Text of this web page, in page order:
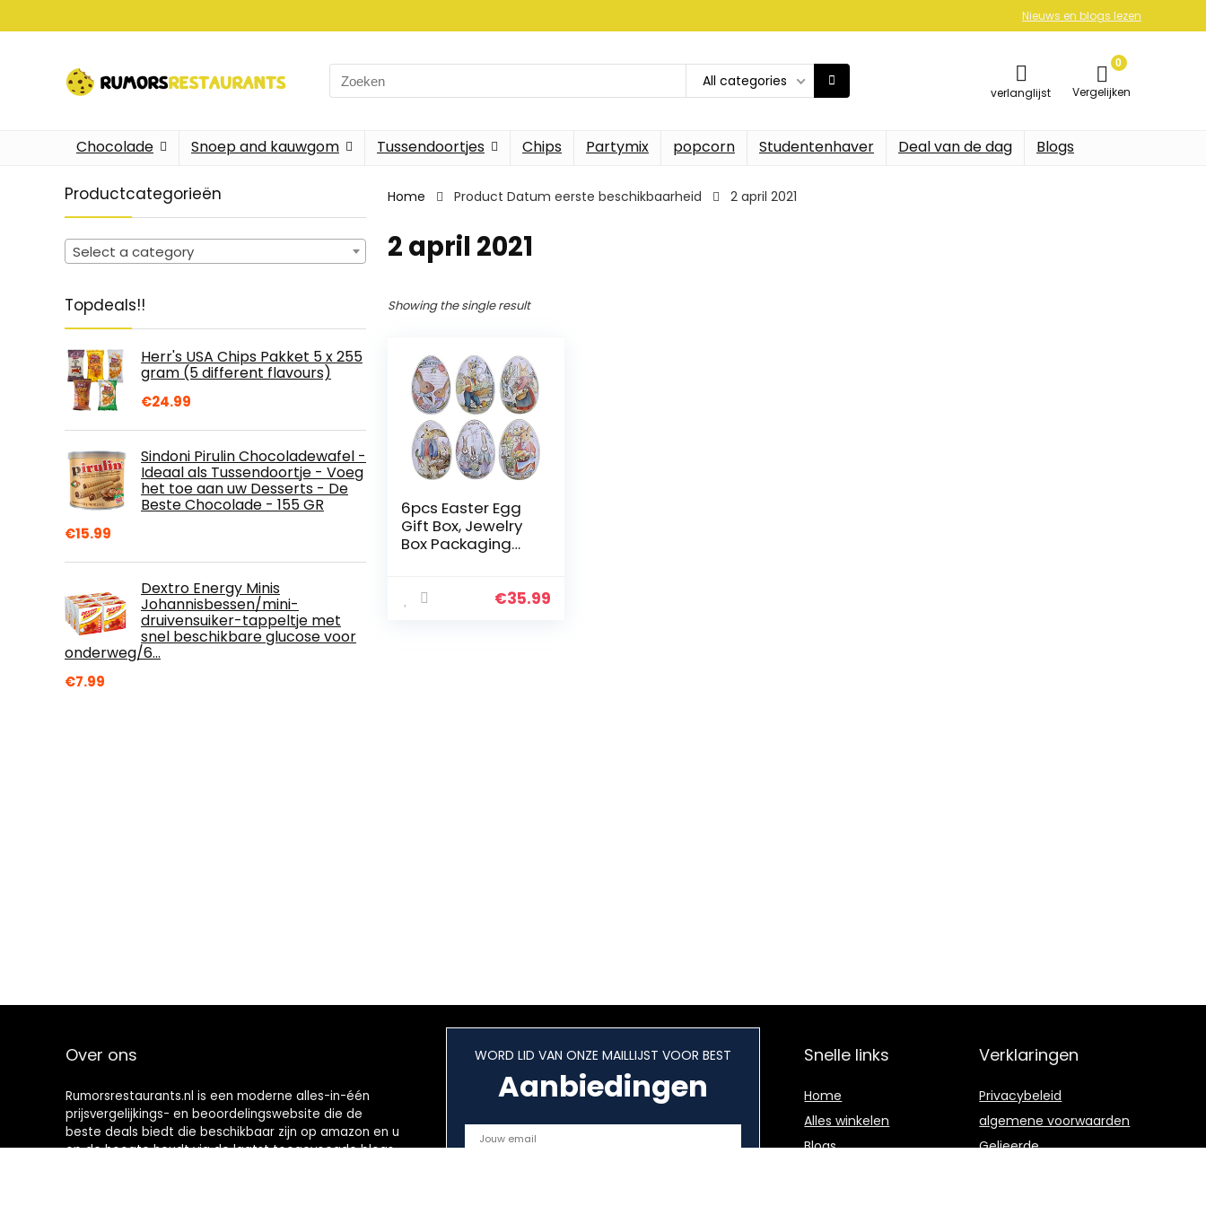
Nieuws en blogs lezen
Search
for:
All categories
verlanglijst
0
Vergelijken
Chocolade Snoep and kauwgom Tussendoortjes Chips Partymix popcorn Studentenhaver Deal van de dag Blogs
Productcategorieën
Select a category
Topdeals!!
Herr's USA Chips Pakket 5 x 255
gram (5 different flavours)
€24.99
Sindoni Pirulin Chocoladewafel -
Ideaal als Tussendoortje - Voeg
het toe aan uw Desserts - De
Beste Chocolade - 155 GR
€15.99
Dextro Energy Minis
Johannisbessen/mini-
druivensuiker-tappeltje met
snel beschikbare glucose voor
onderweg/6…
€7.99
Home Product Datum eerste beschikbaarheid 2 april 2021
2 april 2021
Showing the single result
6pcs Easter Egg
Gift Box, Jewelry
Box Packaging
Used For Candies,
€35.99
Over ons
Rumorsrestaurants.nl is een moderne alles-in-één
prijsvergelijkings- en beoordelingswebsite die de
beste deals biedt die beschikbaar zijn op amazon en u
op de hoogte houdt via de laatst toegevoegde blogs.
WORD LID VAN ONZE MAILLIJST VOOR BEST
Aanbiedingen
Snelle links
Home
Alles winkelen
Blogs
Verklaringen
Privacybeleid
algemene voorwaarden
Gelieerde